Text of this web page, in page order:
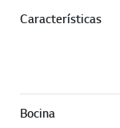
Características
Bocina